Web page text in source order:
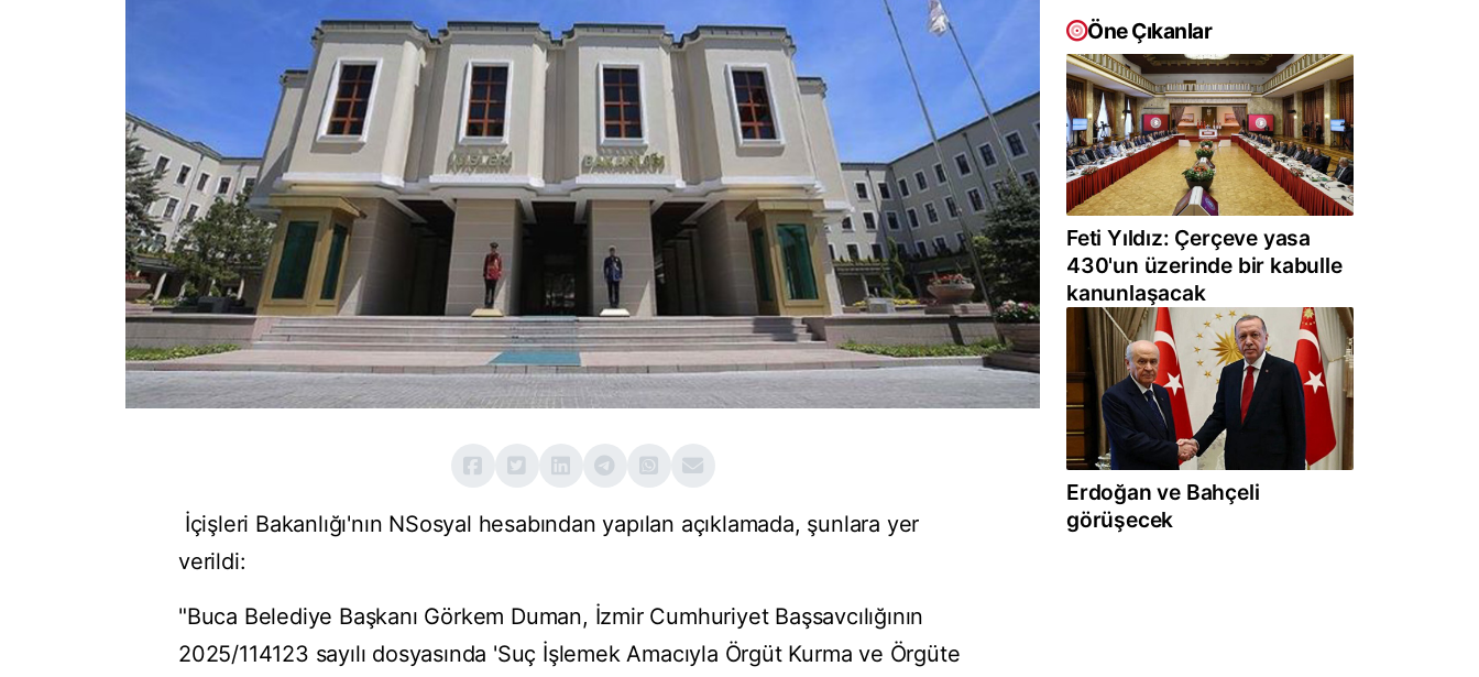
İçişleri Bakanlığı'nın NSosyal hesabından yapılan açıklamada, şunlara yer
verildi:
"Buca Belediye Başkanı Görkem Duman, İzmir Cumhuriyet Başsavcılığının
2025/114123 sayılı dosyasında 'Suç İşlemek Amacıyla Örgüt Kurma ve Örgüte
Öne Çıkanlar
Feti Yıldız: Çerçeve yasa
430'un üzerinde bir kabulle
kanunlaşacak
Erdoğan ve Bahçeli
görüşecek